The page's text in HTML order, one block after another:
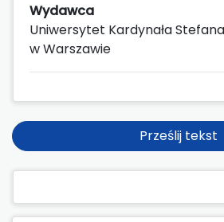
Wydawca
Uniwersytet Kardynała
w Warszawie
Prześlij tekst